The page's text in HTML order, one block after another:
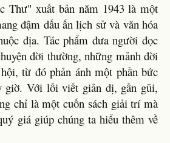
Thư" xuất bản năm 1943 là một
đậm dấu ấn lịch sử và văn hóa
địa. Tác phẩm đưa người đọc
đời thường, những mảnh đời
từ đó phản ánh một phần bức
giờ. Với lối viết giản dị, gần gũi,
chỉ là một cuốn sách giải trí mà
giá giúp chúng ta hiểu thêm về